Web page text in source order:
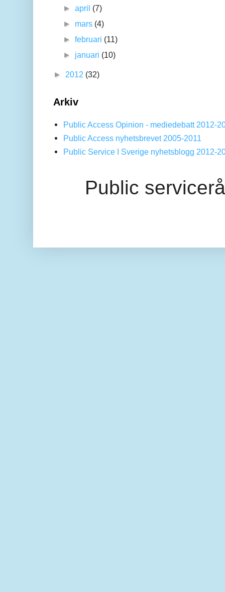
►april (7)
► mars (4)
►februari (11)
► januari (10)
► 2012 (32)
Arkiv
Public Access Opinion - mediedebatt 2012-
Public Access nyhetsbrevet 2005-2011
Public Service I Sverige nyhetsblogg 2012-
Public